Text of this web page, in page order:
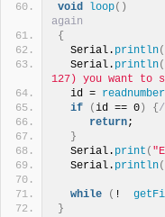
void loop()
again
{
  Serial.
println(
  Serial.
println(
127) you want
  id =
readnumber
if
(id == 0 ) {
return;
}
  Serial.
print (
  Serial.
println(
while ( !
}